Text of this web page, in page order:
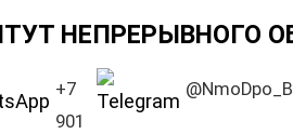
НЕПРЕРЫВНОГО
+7
901